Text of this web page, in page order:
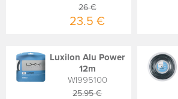
26 €
23.5 €
Luxilon Alu Power
12m
WI995100
25.95 €